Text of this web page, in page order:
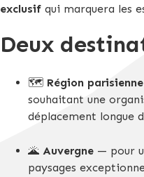
exclusif qui marquera les
Deux
🗺️ Région parisienne
souhaitant une
déplacement longue
🌋 Auvergne — pour
paysages